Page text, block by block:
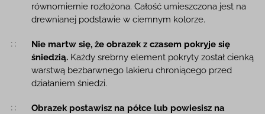
równomiernie rozłożona. Całość umieszczona jest na
drewnianej podstawie w ciemnym kolorze.
Nie martw się, że obrazek z czasem pokryje się
śniedzią.Każdy srebrny element pokryty został cienką
warstwą bezbarwnego lakieru chroniącego przed
działaniem śniedzi.
Obrazek postawisz na półce lub powiesisz na